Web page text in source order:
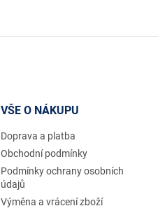
VŠE O NÁKUPU
Doprava a platba
Obchodní podmínky
Podmínky ochrany osobních
údajů
Výměna a vrácení zboží